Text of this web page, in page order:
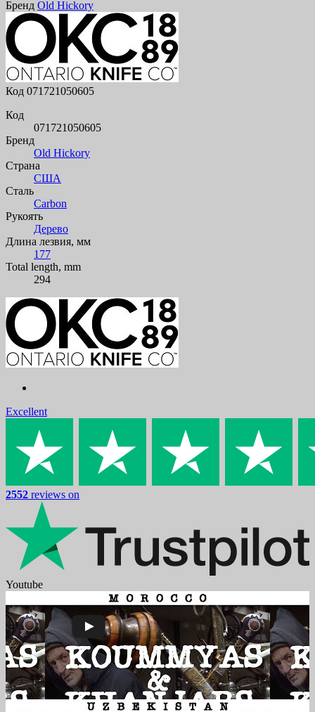
Бренд Old Hickory
Код 071721050605
Код
071721050605
Бренд
Old Hickory
Страна
США
Сталь
Carbon
Рукоять
Дерево
Длина лезвия, мм
177
Total length, mm
294
Excellent
2552 reviews on
Youtube